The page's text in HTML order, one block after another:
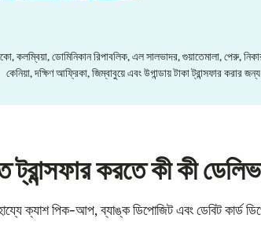
ডোমিনিকান রিপাবলিক, এল সালভাদর, গুয়াতেমালা, পেরু,
কেনিয়া, দক্ষিণ আফ্রিকা, জিম্বাবুয়ে এবং উগান্ডায় টাকা ট্রান্সফার করার
করতে কী কী
ক্যাশ পিক-আপ, ব্যাঙ্ক ডিপোজিট এবং ডেবিট কার্ড